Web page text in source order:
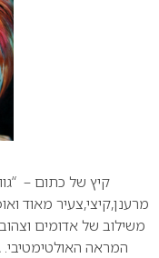
קיץ של כתום –
מרענן,קיצי,צעיר מאוד
משילוב של אדומים
המראה האולטימטיבי.